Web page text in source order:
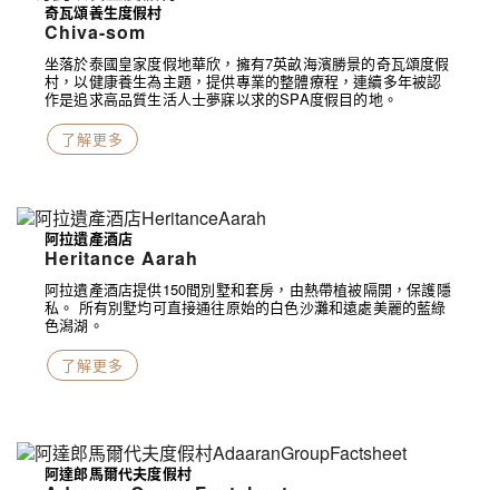
奇瓦頌養生度假村
Chiva-som
坐落於泰國皇家度假地華欣，擁有7英畝海濱勝景的奇瓦頌度假
村，以健康養生為主題，提供專業的整體療程，連續多年被認
作是追求高品質生活人士夢寐以求的SPA度假目的地。
了解更多
阿拉遺產酒店
Heritance Aarah
阿拉遺產酒店提供150間別墅和套房，由熱帶植被隔開，保護隱
私。 所有別墅均可直接通往原始的白色沙灘和遠處美麗的藍綠
色潟湖。
了解更多
阿達郎馬爾代夫度假村